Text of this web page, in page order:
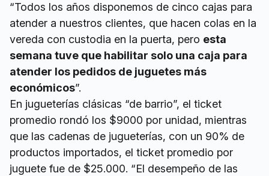
“Todos los años disponemos de cinco cajas para
atender a nuestros clientes, que hacen colas en la
vereda con custodia en la puerta, pero esta
semana tuve que habilitar solo una caja para
atender los pedidos de juguetes más
económicos”.
En jugueterías clásicas “de barrio”, el ticket
promedio rondó los $9000 por unidad, mientras
que las cadenas de jugueterías, con un 90% de
productos importados, el ticket promedio por
juguete fue de $25.000. “El desempeño de las